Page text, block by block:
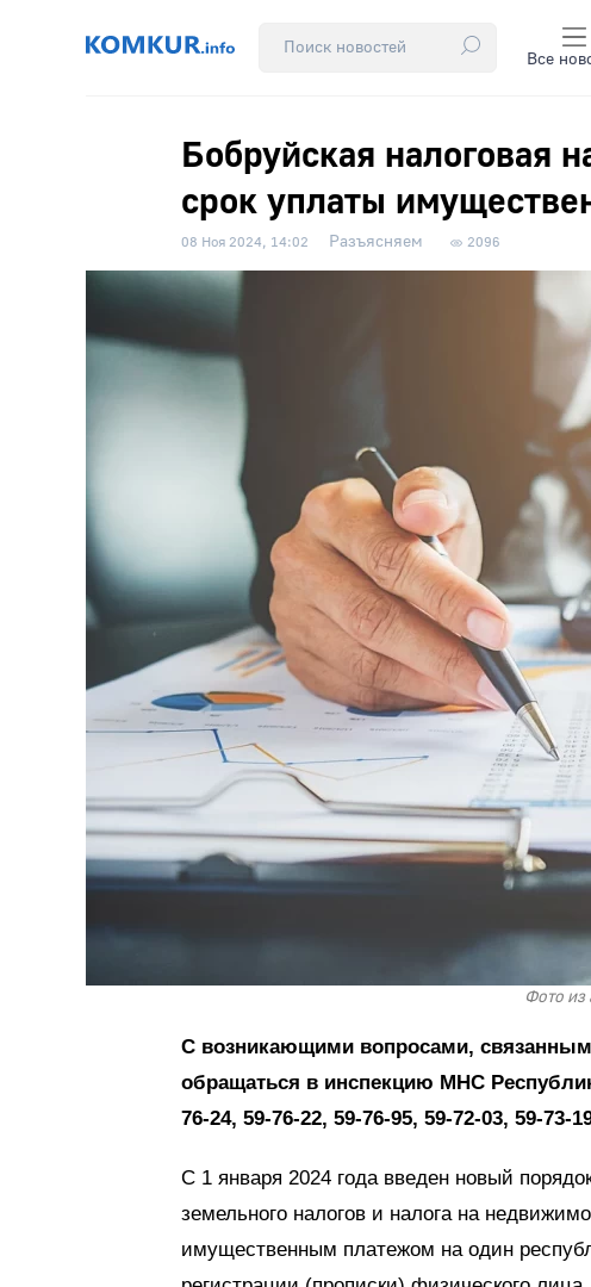
Все
Бобруйская налоговая
срок уплаты
08 Ноя 2024, 14:02 Разъясняем 2096
Фото из
С возникающими вопросами,
обращаться в инспекцию МНС
76-24, 59-76-22, 59-76-95, 59-72-03, 59-73-
С 1 января 2024 года введен новый
земельного налогов и налога на
имущественным платежом на один